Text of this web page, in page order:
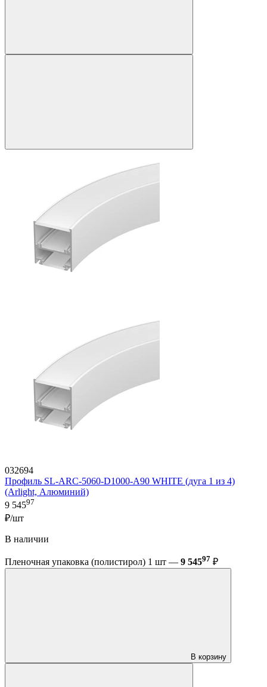
032694
Профиль SL-ARC-5060-D1000-A90 WHITE (дуга 1 из 4)
(Arlight, Алюминий)
9 54597
₽/шт
В наличии
Пленочная упаковка (полистирол) 1 шт — 9 54597 ₽
В корзину